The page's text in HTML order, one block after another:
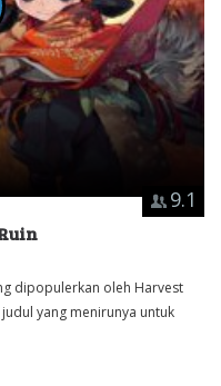
9.1
dipopulerkan oleh Harvest
yang menirunya untuk